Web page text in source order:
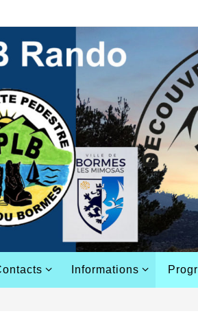
Informations